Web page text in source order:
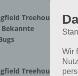
Treehouse
Treehouse
Wir